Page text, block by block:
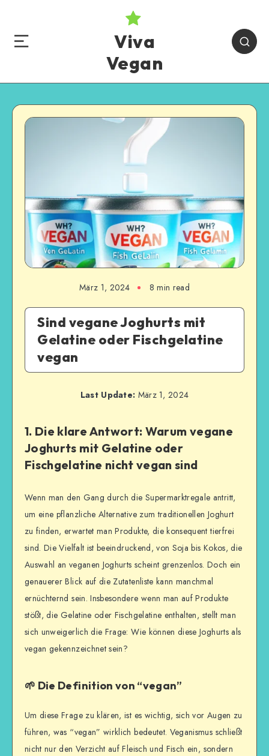
Viva
Vegan
März 1, 2024 8 min read
Sind vegane Joghurts mit
Gelatine oder Fischgelatine
vegan
Last Update: März 1, 2024
1. Die klare Antwort: Warum vegane
Joghurts mit Gelatine oder
Fischgelatine nicht vegan sind
Wenn man den Gang durch die Supermarktregale antritt,
um eine pflanzliche Alternative zum traditionellen Joghurt
zu finden, erwartet man Produkte, die konsequent tierfrei
sind. Die Vielfalt ist beeindruckend, von Soja bis Kokos, die
Auswahl an veganen Joghurts scheint grenzenlos. Doch ein
genauerer Blick auf die Zutatenliste kann manchmal
ernüchternd sein. Insbesondere wenn man auf Produkte
stößt, die Gelatine oder Fischgelatine enthalten, stellt man
sich unweigerlich die Frage: Wie können diese Joghurts als
vegan gekennzeichnet sein?
🌱 Die Definition von “vegan”
Um diese Frage zu klären, ist es wichtig, sich vor Augen zu
führen, was “vegan” wirklich bedeutet. Veganismus schließt
nicht nur den Verzicht auf Fleisch und Fisch ein, sondern